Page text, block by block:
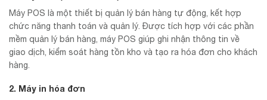
Máy POS là một thiết bị quản lý bán hàng tự động, kết hợp
chức năng thanh toán và quản lý. Được tích hợp với các phần
mềm quản lý bán hàng, máy POS giúp ghi nhận thông tin về
giao dịch, kiểm soát hàng tồn kho và tạo ra hóa đơn cho khách
hàng.
2. Máy in hóa đơn